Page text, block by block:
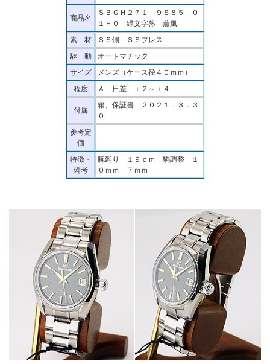
商品名
ＳＢＧＨ２７１ ９Ｓ８５－０
１Ｈ０ 緑文字盤 薫風
素 材
ＳＳ側 ＳＳブレス
駆 動
オートマチック
サイズ
メンズ（ケース径４０ｍｍ）
程度
Ａ 日差 ＋２～＋４
付属
箱、保証書 ２０２１．３．３
０
参考定
価
-
特徴・
備考
腕廻り １９ｃｍ 駒調整 １
０ｍｍ ７ｍｍ